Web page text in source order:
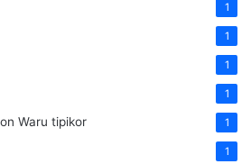
1
1
1
1
Waru tipikor 1
1